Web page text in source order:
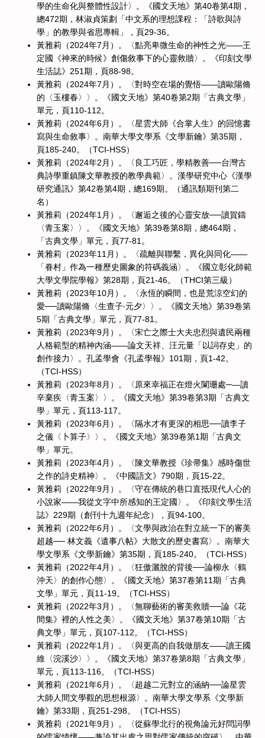
學的生命化與整體性設計〉。《國文天地》第40卷第4期，
總472期，林淑貞策劃「中文系的理想課程：「詩歌與詩
學」的教學與省思專輯」，頁29-36。
黃雅莉（2024年7月）。〈點亮卑微生命的神性之光——王
定國《神來的時候》創傷敘事下的心靈救贖〉。《印刻文學
生活誌》251期，頁88-98。
黃雅莉（2024年7月）。〈對時空在場的覺悟——讀歐陽脩
的〈玉樓春〉〉。《國文天地》第40卷第2期「古典文學」
單元，頁110-112。
黃雅莉（2024年6月）。〈星雲大師《合掌人生》的回憶書
寫與生命敘事〉。南華大學文學系《文學新鑰》第35期，
頁185-240。（TCI-HSS）
黃雅莉（2024年2月）。〈良工巧匠，學精教善──台灣古
典詩學重鎮陳文華教授的教學典範〉。漢學研究中心《漢學
研究通訊》第42卷第4期，總169期。（通訊類期刊第二
名）
黃雅莉（2024年1月）。〈邂逅之後的心靈安放──讀賀鑄
〈青玉案〉〉。《國文天地》第39卷第8期，總464期，
「古典文學」單元，頁77-81。
黃雅莉（2023年11月）。〈疏離與聯繫，異化與同化——
「眷村」作為一種歷史圖象的符碼義涵〉。《國立彰化師範
大學文學院學報》第28期，頁21-46。（THCI第三級）
黃雅莉（2023年10月）。〈永恆的瞬間，也是荒涼空幻的
愛──讀歐陽脩〈生查子‧元夕〉〉。《國文天地》第39卷第
5期「古典文學」單元，頁77-81。
黃雅莉（2023年9月）。〈宋亡之際士大夫忠烈與遺民兩種
人格範型的精神內涵——論文天祥、汪元量「以詞存史」的
創作接力〉。孔孟學會《孔孟學報》101期，頁1-42。
（TCI-HSS）
黃雅莉（2023年8月）。〈原來幸福正在燈火闌珊處─—讀
辛棄疾〈青玉案〉〉。《國文天地》第39卷第3期「古典文
學」單元，頁113-117。
黃雅莉（2023年6月）。〈隔水才有更深的相思──讀李子
之儀〈卜算子〉〉。《國文天地》第39卷第1期「古典文
學」單元。
黃雅莉（2023年4月）。〈陳文華教授《珍帚集》感時傷世
之作的詩史精神〉。《中國語文》790期，頁15-22。
黃雅莉（2022年9月）。〈守在傳統的巷口直抵現代人心的
小說家——我從文字中所感知的王定國〉。《印刻文學生活
誌》229期（創刊十九週年紀念），頁94-100。
黃雅莉（2022年6月）。〈文學與政治在對立統一下的審美
超越── 林文義《遺事八帖》大散文的歷史書寫〉。南華大
學文學系《文學新鑰》第35期，頁185-240。（TCI-HSS）
黃雅莉（2022年4月）。〈狂傲灑脫的背後──論柳永〈鶴
沖天〉的創作心態〉。《國文天地》第37卷第11期「古典
文學」單元，頁11-19。（TCI-HSS）
黃雅莉（2022年3月）。〈無聊藝術的審美救贖──論《花
間集》裡的人性之美〉。《國文天地》第37卷第10期「古
典文學」單元，頁107-112。（TCI-HSS）
黃雅莉（2022年1月）。〈與更高的自我做朋友――讀王國
維〈浣溪沙〉〉。《國文天地》第37卷第8期「古典文學」
單元，頁113-116。（TCI-HSS）
黃雅莉（2021年6月）。〈超越二元對立的涵納──論星雲
大師人間文學觀的思想根源〉。南華大學文學系《文學新
鑰》第33期，頁251-298。（TCI-HSS）
黃雅莉（2021年9月）。〈從蘇學北行的視角論元好問詞學